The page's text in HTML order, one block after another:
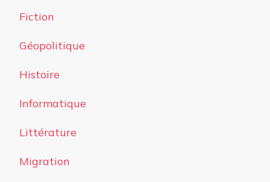
Fiction
Géopolitique
Histoire
Informatique
Littérature
Migration